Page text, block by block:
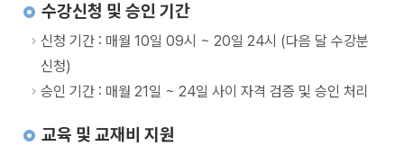
수강신청 및 승인 기간
신청 기간 : 매월 10일 09시 ~ 20일 24시 (다음 달 수강분
신청)
승인 기간 : 매월 21일 ~ 24일 사이 자격 검증 및 승인 처리
교육 및 교재비 지원